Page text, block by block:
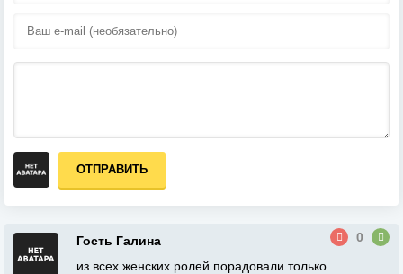
ОТПРАВИТЬ
Гость Галина
0
из всех женских ролей порадовали только